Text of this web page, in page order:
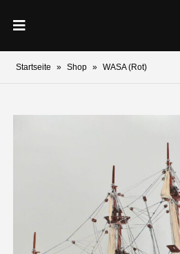
Startseite » Shop » WASA (Rot)